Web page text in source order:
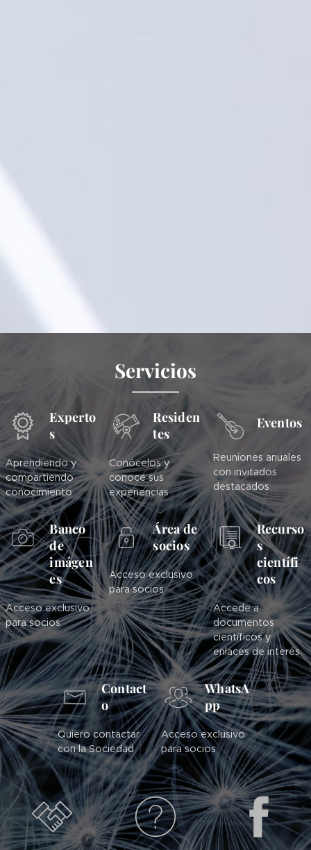
Servicios
Experto
s
Aprendiendo y
compartiendo
conocimiento
Residen
tes
Conócelos y
conoce sus
experiencias
Eventos
Reuniones anuales
con invitados
destacados
Banco
de
imágen
es
Acceso exclusivo
para socios
Área de
socios
Acceso exclusivo
para socios
Recurso
s
científi
cos
Accede a
documentos
científicos y
enlaces de interés
Contact
o
Quiero contactar
con la Sociedad
WhatsA
pp
Acceso exclusivo
para socios